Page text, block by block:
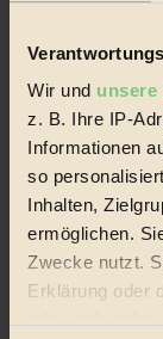
Wir und unsere
z. B. Ihre IP-
Informationen
so
Inhalten,
ermöglichen.
Zwecke nutzt.
Erklärung oder
Coverstory
GROSSER
seine
Außerdem im Heft
RISKANT:
GEMEIN: